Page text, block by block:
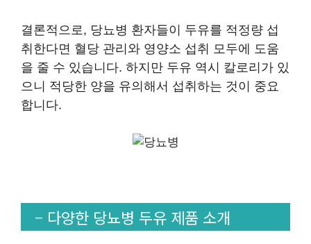
결론적으로, 당뇨병 환자들이 두유를 적정량 섭
취한다면 혈당 관리와 영양소 섭취 모두에 도움
을 줄 수 있습니다. 하지만 두유 역시 칼로리가 있
으니 적당한 양을 유의해서 섭취하는 것이 중요
합니다.
– 다양한 당뇨병 두유 제품 소개